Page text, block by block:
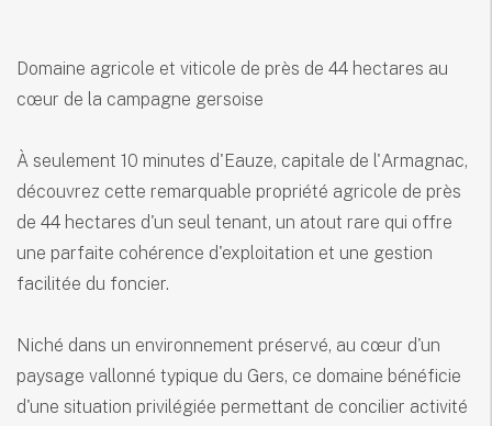
Domaine agricole et viticole de près de 44 hectares au
cœur de la campagne gersoise
À seulement 10 minutes d'Eauze, capitale de l'Armagnac,
découvrez cette remarquable propriété agricole de près
de 44 hectares d'un seul tenant, un atout rare qui offre
une parfaite cohérence d'exploitation et une gestion
facilitée du foncier.
Niché dans un environnement préservé, au cœur d'un
paysage vallonné typique du Gers, ce domaine bénéficie
d'une situation privilégiée permettant de concilier activité